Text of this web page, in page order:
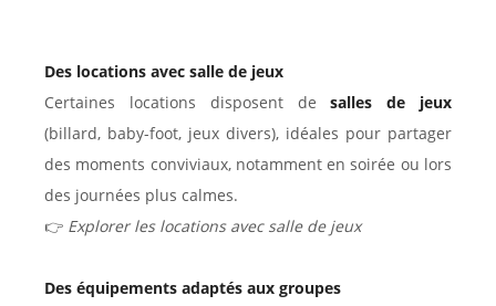
Des locations avec salle de jeux
Certaines locations disposent desalles de jeux
(billard, baby-foot, jeux divers), idéales pour partager
des moments conviviaux, notamment en soirée ou lors
des journées plus calmes.
👉 Explorer les locations avec salle de jeux
Des équipements adaptés aux groupes